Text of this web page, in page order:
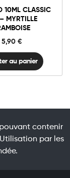
10ML CLASSIC
MYRTILLE
5,90 €
10ml
Nic
-
Framboise
au panier
au panier
contenir
par les